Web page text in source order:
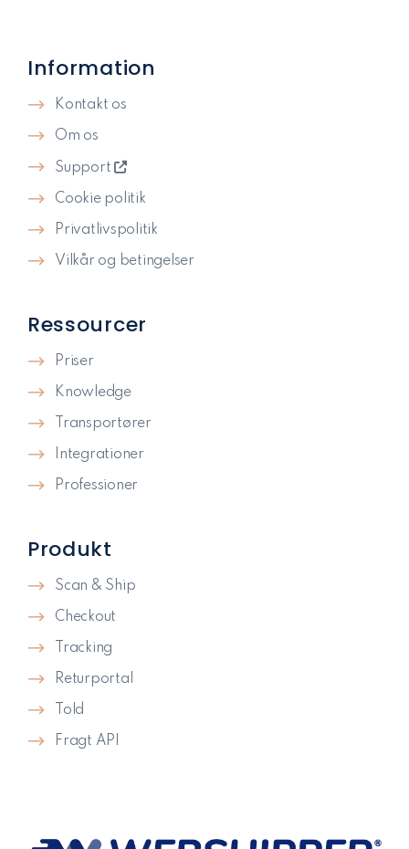
Produkt
Scan & Ship
Checkout
Tracking
Returportal
Told
Fragt API
Ressourcer
Priser
Knowledge
Transportører
Integrationer
Professioner
Information
Kontakt os
Om os
Support
Cookie politik
Privatlivspolitik​
Vilkår og betingelser